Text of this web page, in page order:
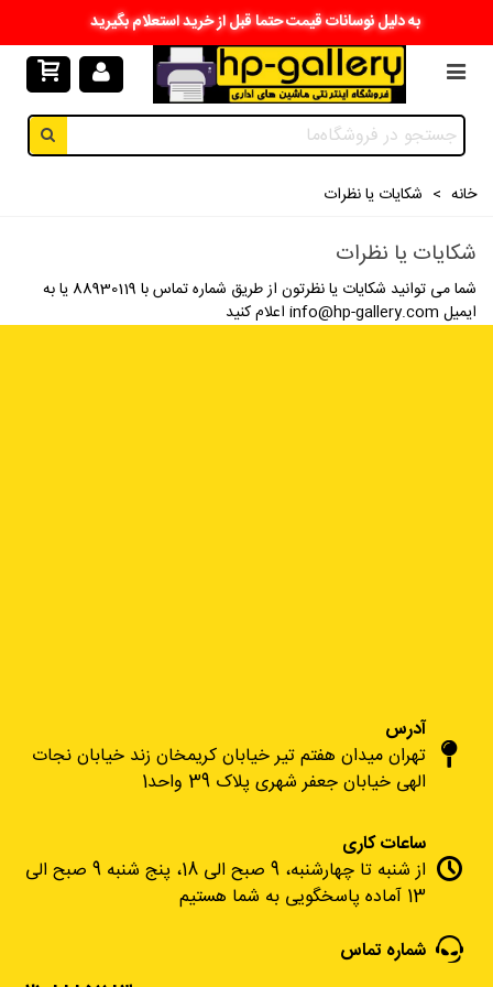
به دلیل نوسانات قیمت حتما قبل از خرید استعلام بگیرید
خانه > شکایات یا نظرات
شکایات یا نظرات
شما می توانید شکایات یا نظرتون از طریق شماره تماس با 88930119 یا به
ایمیل info@hp-gallery.com اعلام کنید
آدرس
تهران میدان هفتم تیر خیابان کریمخان زند خیابان نجات
الهی خیابان جعفر شهری پلاک 39 واحد1
ساعات کاری
از شنبه تا چهارشنبه، 9 صبح الی 18، پنج شنبه 9 صبح الی
13 آماده پاسخگویی به شما هستیم
شماره تماس